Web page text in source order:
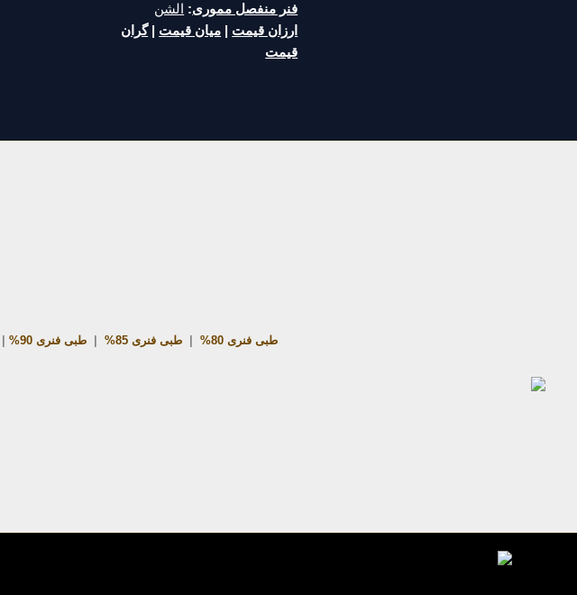
فنر منفصل مموری: الشن
ارزان قیمت | میان قیمت |گران
قیمت
طبی فنری 80% طبی فنری 85% طبی فنری 90%